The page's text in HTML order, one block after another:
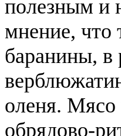
полезным и
мнение, что
баранины, в
оленя. Мясо
обрядово-